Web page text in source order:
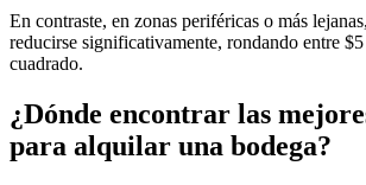
En contraste, en zonas periféricas o más
reducirse significativamente, rondando entre
cuadrado.
¿Dónde encontrar las
para alquilar una bodega?